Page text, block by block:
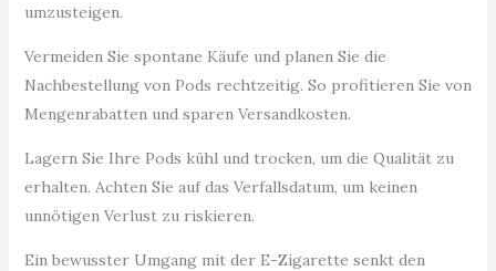
umzusteigen.
Vermeiden Sie spontane Käufe und planen Sie die
Nachbestellung von Pods rechtzeitig. So profitieren Sie von
Mengenrabatten und sparen Versandkosten.
Lagern Sie Ihre Pods kühl und trocken, um die Qualität zu
erhalten. Achten Sie auf das Verfallsdatum, um keinen
unnötigen Verlust zu riskieren.
Ein bewusster Umgang mit der E-Zigarette senkt den